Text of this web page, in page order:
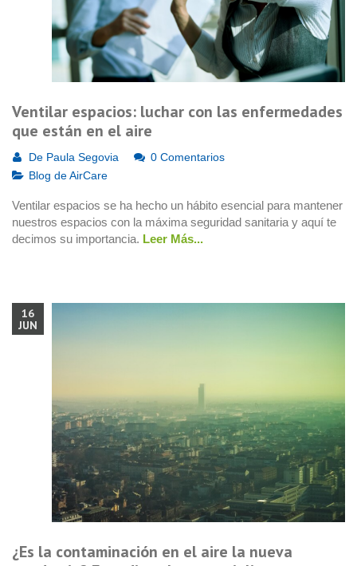
Ventilar espacios: luchar con las enfermedades
que están en el aire
De Paula Segovia
0 Comentarios
Blog de AirCare
Ventilar espacios se ha hecho un hábito esencial para mantener
nuestros espacios con la máxima seguridad sanitaria y aquí te
decimos su importancia. Leer Más...
16
JUN
¿Es la contaminación en el aire la nueva